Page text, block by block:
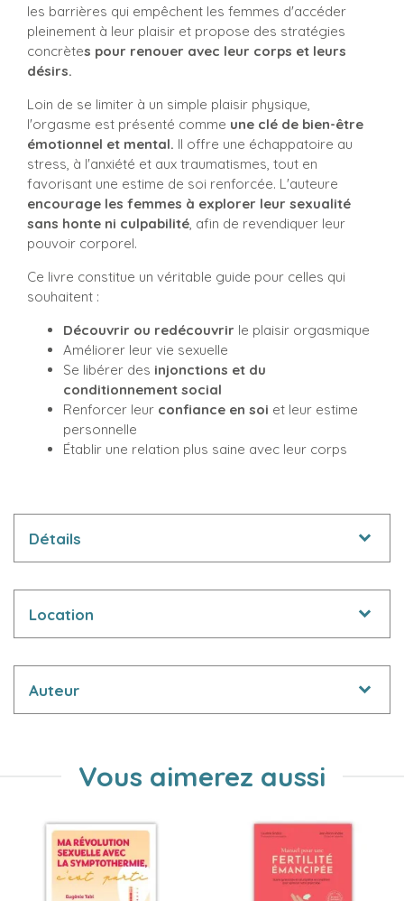
les barrières qui empêchent les femmes d'accéder
pleinement à leur plaisir et propose des stratégies
concrètes pour renouer avec leur corps et leurs
désirs.
Loin de se limiter à un simple plaisir physique,
l'orgasme est présenté comme une clé de bien-être
émotionnel et mental. Il offre une échappatoire au
stress, à l'anxiété et aux traumatismes, tout en
favorisant une estime de soi renforcée. L'auteure
encourage les femmes à explorer leur sexualité
sans honte ni culpabilité, afin de revendiquer leur
pouvoir corporel.
Ce livre constitue un véritable guide pour celles qui
souhaitent :
Découvrir ou redécouvrir le plaisir orgasmique
Améliorer leur vie sexuelle
Se libérer des injonctions et du
conditionnement social
Renforcer leur confiance en soi et leur estime
personnelle
Établir une relation plus saine avec leur corps
Détails
Location
Auteur
Vous aimerez aussi